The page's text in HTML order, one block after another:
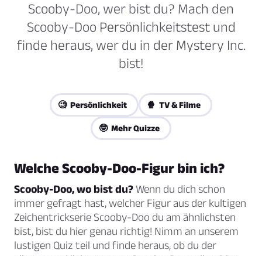
Scooby-Doo, wer bist du? Mach den
Scooby-Doo Persönlichkeitstest und
finde heraus, wer du in der Mystery Inc.
bist!
🧐 Persönlichkeit 🍿 TV & Filme
🤓 Mehr Quizze
Welche Scooby-Doo-Figur bin ich?
Scooby-Doo, wo bist du?Wenn du dich schon
immer gefragt hast, welcher Figur aus der kultigen
Zeichentrickserie Scooby-Doo du am ähnlichsten
bist, bist du hier genau richtig! Nimm an unserem
lustigen Quiz teil und finde heraus, ob du der